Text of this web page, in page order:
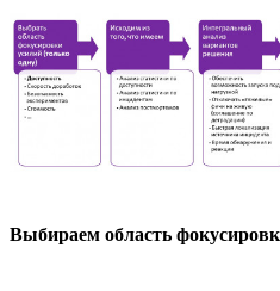
Выбираем область